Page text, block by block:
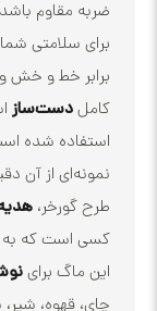
باشد و برای مدت
شما مضر
خط و خش و رنگ‌رفتگی
است و از
شده است. هر ماگ
از آن دقیقاً شبیه
هدیه ای بی نظیر
که به دنبال یک
نوشیدن انواع
شیر، شکلات داغ